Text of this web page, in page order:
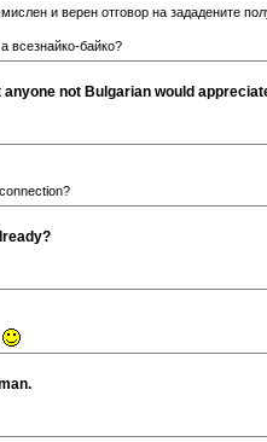
и верен отговор на зададените
всезнайко-байко?
anyone not Bulgarian would